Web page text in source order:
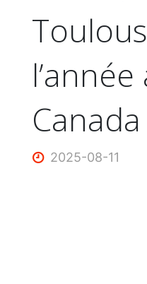
Canada
2025-08-11